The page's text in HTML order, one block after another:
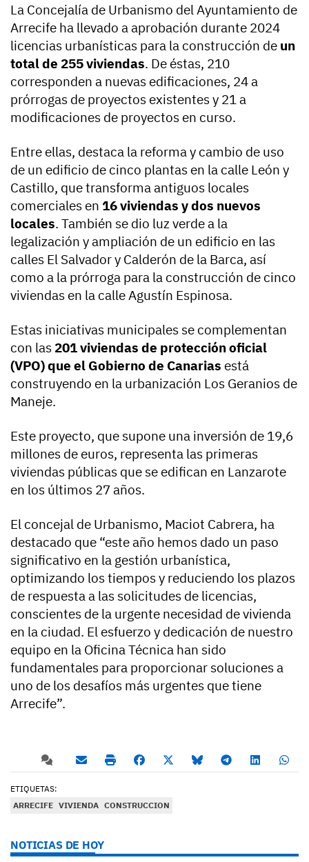
La Concejalía de Urbanismo del Ayuntamiento de
Arrecife ha llevado a aprobación durante 2024
licencias urbanísticas para la construcción de un
total de 255 viviendas. De éstas, 210
corresponden a nuevas edificaciones, 24 a
prórrogas de proyectos existentes y 21 a
modificaciones de proyectos en curso.
Entre ellas, destaca la reforma y cambio de uso
de un edificio de cinco plantas en la calle León y
Castillo, que transforma antiguos locales
comerciales en 16 viviendas y dos nuevos
locales. También se dio luz verde a la
legalización y ampliación de un edificio en las
calles El Salvador y Calderón de la Barca, así
como a la prórroga para la construcción de cinco
viviendas en la calle Agustín Espinosa.
Estas iniciativas municipales se complementan
con las 201 viviendas de protección oficial
(VPO) que el Gobierno de Canarias está
construyendo en la urbanización Los Geranios de
Maneje.
Este proyecto, que supone una inversión de 19,6
millones de euros, representa las primeras
viviendas públicas que se edifican en Lanzarote
en los últimos 27 años.
El concejal de Urbanismo, Maciot Cabrera, ha
destacado que “este año hemos dado un paso
significativo en la gestión urbanística,
optimizando los tiempos y reduciendo los plazos
de respuesta a las solicitudes de licencias,
conscientes de la urgente necesidad de vivienda
en la ciudad. El esfuerzo y dedicación de nuestro
equipo en la Oficina Técnica han sido
fundamentales para proporcionar soluciones a
uno de los desafíos más urgentes que tiene
Arrecife”.
ETIQUETAS:
ARRECIFE VIVIENDA CONSTRUCCION
NOTICIAS DE HOY